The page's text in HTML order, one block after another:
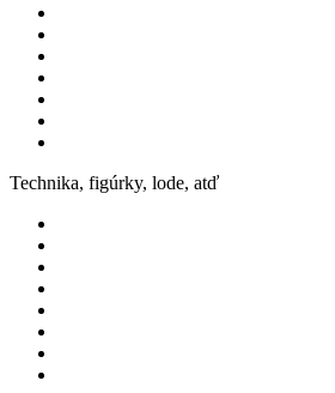
Technika, figúrky, lode, atď